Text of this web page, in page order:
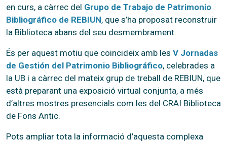
en curs, a càrrec del Grupo de Trabajo de Patrimonio
Bibliográfico de REBIUN, que s’ha proposat reconstruir
la Biblioteca abans del seu desmembrament.
És per aquest motiu que coincideix amb les V Jornadas
de Gestión del Patrimonio Bibliográfico, celebrades a
la UB i a càrrec del mateix grup de treball de REBIUN, que
està preparant una exposició virtual conjunta, a més
d’altres mostres presencials com les del CRAI Biblioteca
de Fons Antic.
Pots ampliar tota la informació d’aquesta complexa